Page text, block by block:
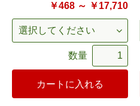
￥468 ～ ￥17,710
数量
カートに入れる